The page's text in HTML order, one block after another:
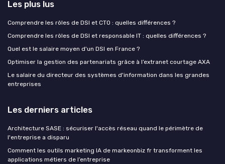
Les plus lus
Comprendre les rôles de DSI et CTO : quelles différences ?
Comprendre les rôles de DSI et responsable IT : quelles différences ?
Quel est le salaire moyen d'un DSI en France ?
Optimiser la gestion des partenariats grâce à l’extranet courtage AXA
Le salaire du directeur des systèmes d'information dans les grandes
entreprises
Les derniers articles
Architecture SASE : sécuriser l'accès réseau quand le périmètre de
l'entreprise a disparu
Comment les outils marketing IA de markeonbiz fr transforment les
applications métiers de l’entreprise